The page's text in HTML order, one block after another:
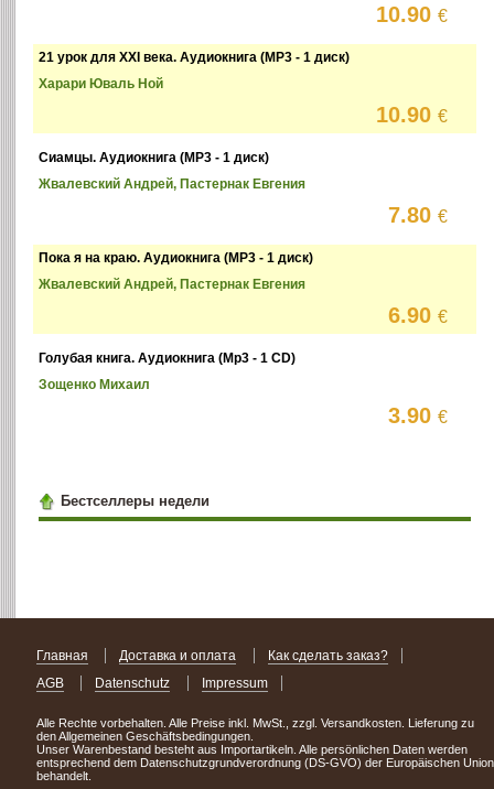
10.90€
21 урок для XXI века. Аудиокнига (MP3 - 1 диск)
Харари Юваль Ной
10.90€
Сиамцы. Аудиокнига (MP3 - 1 диск)
Жвалевский Андрей, Пастернак Евгения
7.80€
Пока я на краю. Аудиокнига (MP3 - 1 диск)
Жвалевский Андрей, Пастернак Евгения
6.90€
Голубая книга. Аудиокнига (Mp3 - 1 CD)
Зощенко Михаил
3.90€
Бестселлеры недели
Главная Доставка и оплата
Как сделать заказ?
AGB
Datenschutz Impressum
Alle Rechte vorbehalten. Alle Preise inkl. MwSt., zzgl. Versandkosten. Lieferung zu
den Allgemeinen Geschäftsbedingungen.
Unser Warenbestand besteht aus Importartikeln. Alle persönlichen Daten werden
entsprechend dem Datenschutzgrundverordnung (DS-GVO) der Europäischen Union
behandelt.